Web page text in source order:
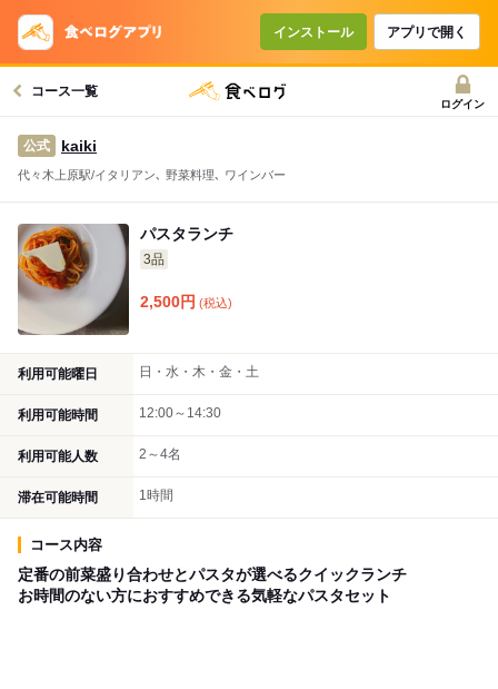
インストール アプリで開く
コース一覧
ログイン
公式 kaiki
代々木上原駅/イタリアン､ 野菜料理､ ワインバー
パスタランチ
3品
2,500円 (税込)
利用可能曜日 日・水・木・金・土
利用可能時間 12:00～14:30
利用可能人数 2～4名
滞在可能時間 1時間
コース内容
定番の前菜盛り合わせとパスタが選べるクイックランチ
お時間のない方におすすめできる気軽なパスタセット
コースで使えるクーポン
戻る
クーポンを利用せず予約する